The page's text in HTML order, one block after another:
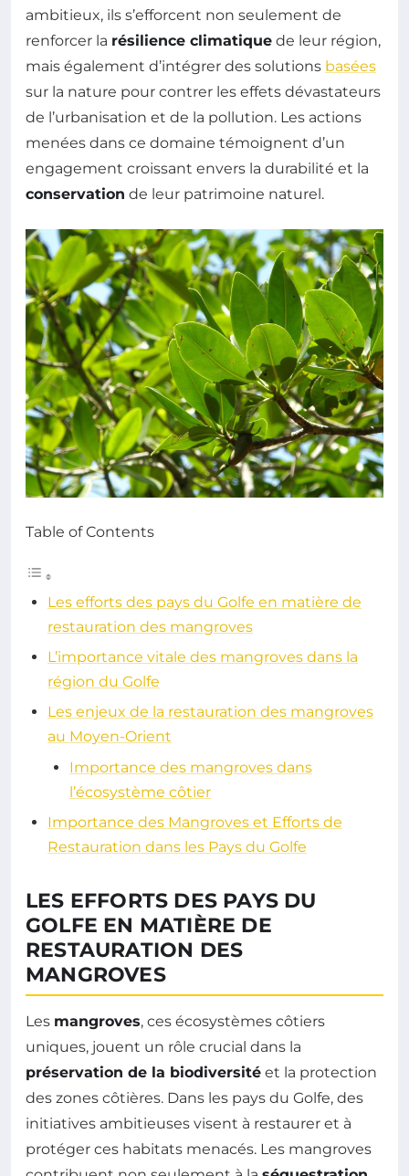
ambitieux, ils s’efforcent non seulement de
renforcer la résilience climatique de leur région,
mais également d’intégrer des solutions basées
sur la nature pour contrer les effets dévastateurs
de l’urbanisation et de la pollution. Les actions
menées dans ce domaine témoignent d’un
engagement croissant envers la durabilité et la
conservation de leur patrimoine naturel.
Table of Contents
Les efforts des pays du Golfe en matière de
restauration des mangroves
L’importance vitale des mangroves dans la
région du Golfe
Les enjeux de la restauration des mangroves
au Moyen-Orient
Importance des mangroves dans
l’écosystème côtier
Importance des Mangroves et Efforts de
Restauration dans les Pays du Golfe
LES EFFORTS DES PAYS DU
GOLFE EN MATIÈRE DE
RESTAURATION DES
MANGROVES
Les mangroves, ces écosystèmes côtiers
uniques, jouent un rôle crucial dans la
préservation de la biodiversité et la protection
des zones côtières. Dans les pays du Golfe, des
initiatives ambitieuses visent à restaurer et à
protéger ces habitats menacés. Les mangroves